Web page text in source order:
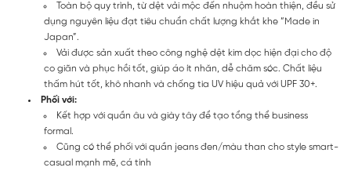
Toàn bộ quy trình, từ dệt vải mộc đến nhuộm hoàn thiện, đều sử
dụng nguyên liệu đạt tiêu chuẩn chất lượng khắt khe “Made in
Japan”.
Vải được sản xuất theo công nghệ dệt kim dọc hiện đại cho độ
co giãn và phục hồi tốt, giúp áo ít nhăn, dễ chăm sóc. Chất liệu
thấm hút tốt, khô nhanh và chống tia UV hiệu quả với UPF 30+.
Phối với:
Kết hợp với quần âu và giày tây để tạo tổng thể business
formal.
Cũng có thể phối với quần jeans đen/màu than cho style smart-
casual mạnh mẽ, cá tính